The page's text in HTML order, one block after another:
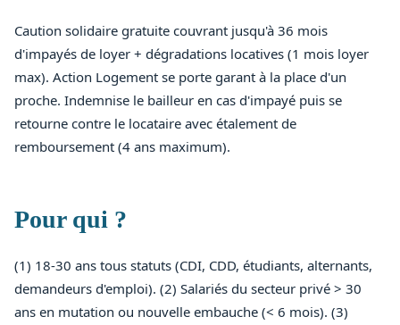
Caution solidaire gratuite couvrant jusqu'à 36 mois
d'impayés de loyer + dégradations locatives (1 mois loyer
max). Action Logement se porte garant à la place d'un
proche. Indemnise le bailleur en cas d'impayé puis se
retourne contre le locataire avec étalement de
remboursement (4 ans maximum).
Pour qui ?
(1) 18-30 ans tous statuts (CDI, CDD, étudiants, alternants,
demandeurs d'emploi). (2) Salariés du secteur privé > 30
ans en mutation ou nouvelle embauche (< 6 mois). (3)